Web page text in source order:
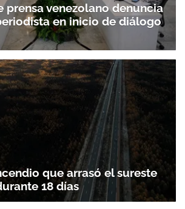
prensa venezolano denuncia
en inicio de diálogo
que arrasó el sureste
18 días